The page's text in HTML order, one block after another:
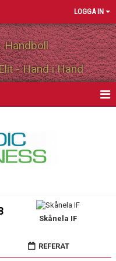
LOGGA IN
Handboll
- Hand i Hand
Skånela IF
REFERAT